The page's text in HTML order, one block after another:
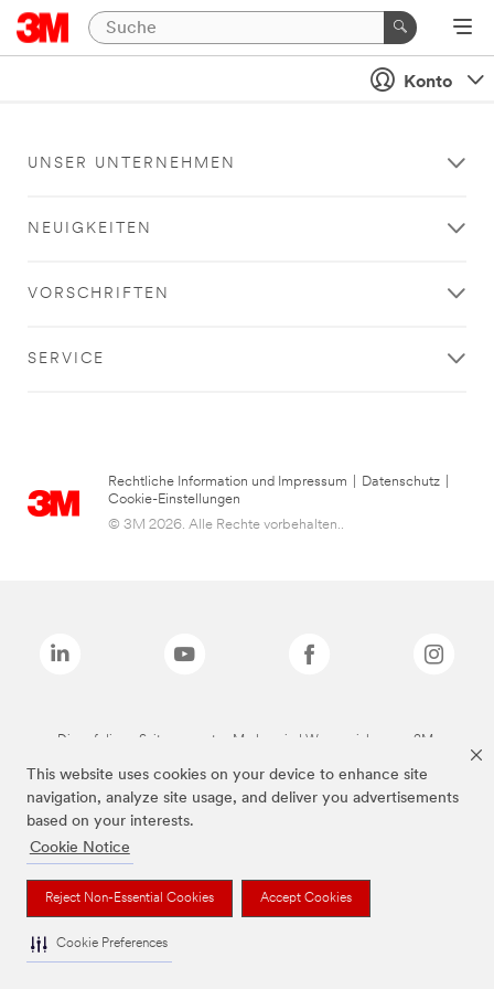
This website uses cookies on your device to enhance site
navigation, analyze site usage, and deliver you advertisements
based on your interests.
Cookie Notice
Reject Non-Essential Cookies Accept Cookies
Cookie Preferences
Konto
UNSER UNTERNEHMEN
NEUIGKEITEN
VORSCHRIFTEN
SERVICE
Rechtliche Information und Impressum Datenschutz
Cookie-Einstellungen
© 3M 2026. Alle Rechte vorbehalten..
Die auf dieser Seite genannten Marken sind Warenzeichen von 3M.